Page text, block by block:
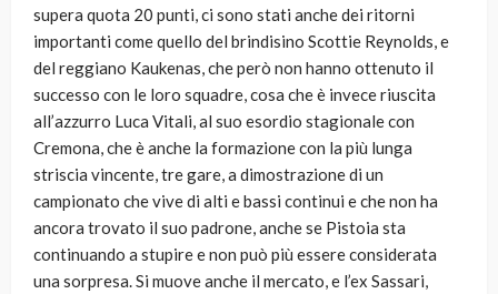
supera quota 20 punti, ci sono stati anche dei ritorni
importanti come quello del brindisino Scottie Reynolds, e
del reggiano Kaukenas, che però non hanno ottenuto il
successo con le loro squadre, cosa che è invece riuscita
all’azzurro Luca Vitali, al suo esordio stagionale con
Cremona, che è anche la formazione con la più lunga
striscia vincente, tre gare, a dimostrazione di un
campionato che vive di alti e bassi continui e che non ha
ancora trovato il suo padrone, anche se Pistoia sta
continuando a stupire e non può più essere considerata
una sorpresa. Si muove anche il mercato, e l’ex Sassari,